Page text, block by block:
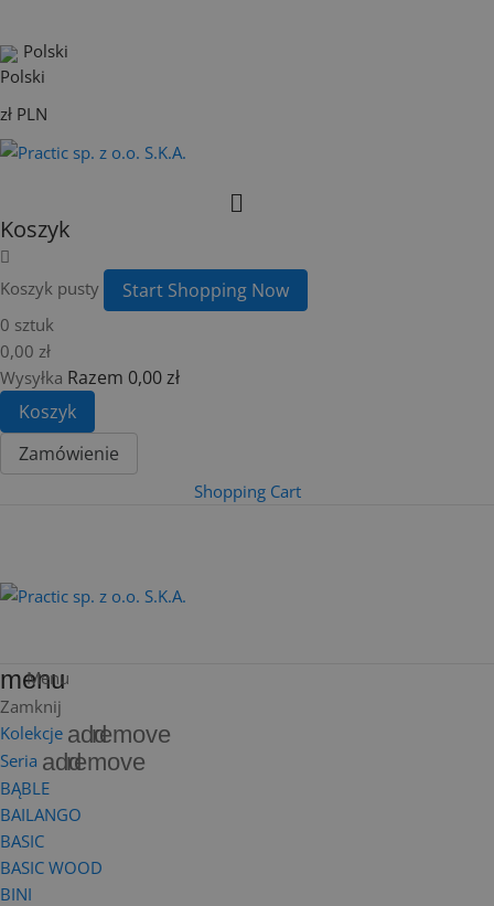
Polski
zł PLN
Koszyk
Koszyk pusty Start Shopping Now
0 sztuk
0,00 zł
Wysyłka Razem 0,00 zł
Koszyk
Zamówienie
Shopping Cart
menu
Menu
Zamknij
Kolekcje addremove
Seria addremove
BĄBLE
BAILANGO
BASIC
BASIC WOOD
BINI